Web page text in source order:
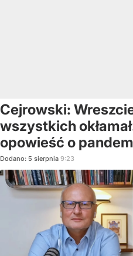
Cejrowski:
wszystkich
opowieść o
Dodano: 5 sierpnia 9:23